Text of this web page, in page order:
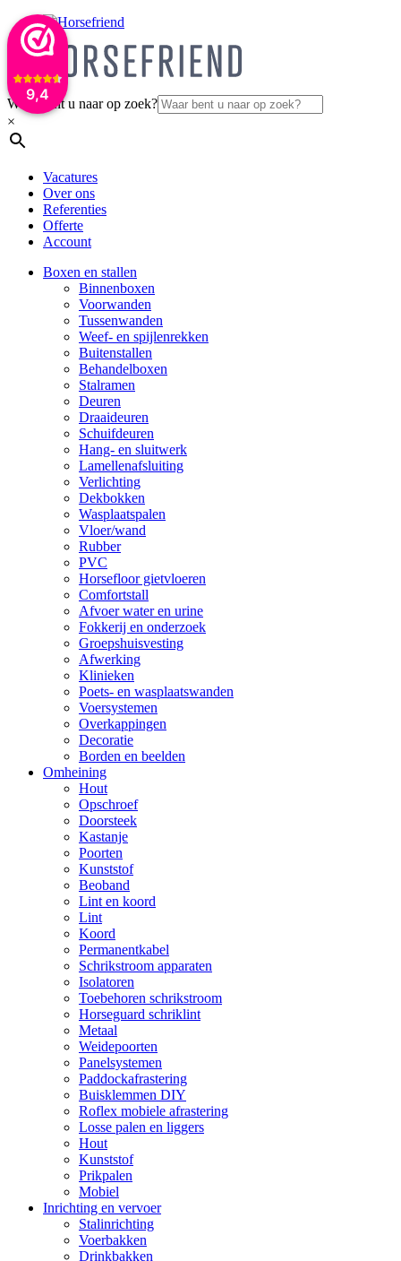
9,4
Waar bent u naar op zoek?
×
Vacatures
Over ons
Referenties
Offerte
Account
Boxen en stallen
Binnenboxen
Voorwanden
Tussenwanden
Weef- en spijlenrekken
Buitenstallen
Behandelboxen
Stalramen
Deuren
Draaideuren
Schuifdeuren
Hang- en sluitwerk
Lamellenafsluiting
Verlichting
Dekbokken
Wasplaatspalen
Vloer/wand
Rubber
PVC
Horsefloor gietvloeren
Comfortstall
Afvoer water en urine
Fokkerij en onderzoek
Groepshuisvesting
Afwerking
Klinieken
Poets- en wasplaatswanden
Voersystemen
Overkappingen
Decoratie
Borden en beelden
Omheining
Hout
Opschroef
Doorsteek
Kastanje
Poorten
Kunststof
Beoband
Lint en koord
Lint
Koord
Permanentkabel
Schrikstroom apparaten
Isolatoren
Toebehoren schrikstroom
Horseguard schriklint
Metaal
Weidepoorten
Panelsystemen
Paddockafrastering
Buisklemmen DIY
Roflex mobiele afrastering
Losse palen en liggers
Hout
Kunststof
Prikpalen
Mobiel
Inrichting en vervoer
Stalinrichting
Voerbakken
Drinkbakken